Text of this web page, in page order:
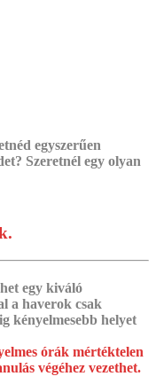
egyszerűen
Szeretnél egy olyan
egy kiváló
a haverok csak
kényelmesebb helyet
órák mértéktelen
végéhez vezethet.